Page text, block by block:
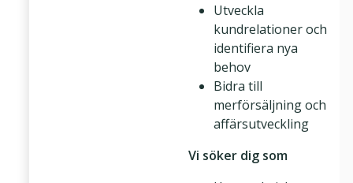
Utveckla
kundrelationer och
identifiera nya
behov
Bidra till
merförsäljning och
affärsutveckling
Vi söker dig som